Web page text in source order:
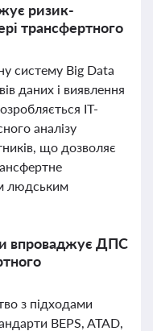
ризик-
трансфертного
систему Big Data
даних і виявлення
IT-
аналізу
що дозволяє
людським
впроваджує ДПС
з підходами
BEPS, ATAD,